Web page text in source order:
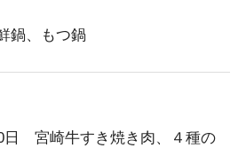
鍋、もつ鍋
日 宮崎牛すき焼き肉、４種の